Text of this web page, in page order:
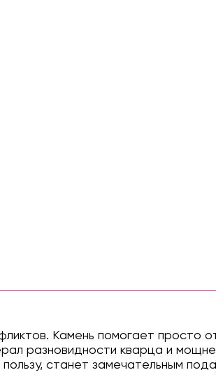
Камень помогает просто
разновидности кварца и
станет замечательным